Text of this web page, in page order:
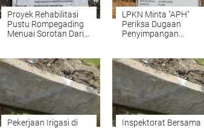
Proyek Rehabilitasi
Pustu Rompegading
Menuai Sorotan Dari
LPKN Minta "APH"
Periksa Dugaan
Penyimpangan
Pekerjaan Irigasi di
Inspektorat Bersama